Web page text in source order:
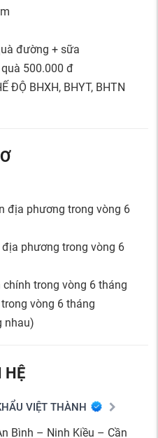
đường + sữa
500.000 đ
ĐỘ BHXH, BHYT, BHTN
địa phương trong vòng 6
phương trong vòng 6
trong vòng 6 tháng
vòng 6 tháng
nhau)
HỆ
VIỆT THÀNH
Bình – Ninh Kiều – Cần